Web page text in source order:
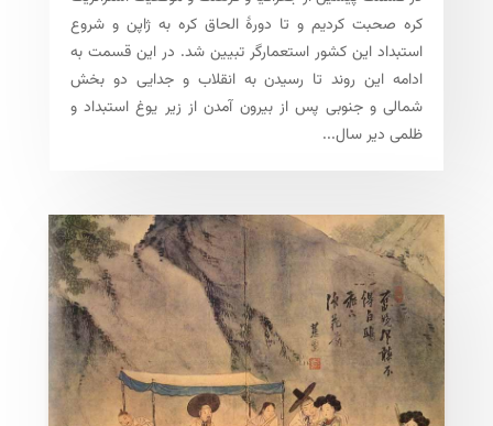
کره صحبت کردیم و تا دورهٔ الحاق کره به ژاپن و شروع
استبداد این کشور استعمارگر تبیین شد. در این قسمت به
ادامه این روند تا رسیدن به انقلاب و جدایی دو بخش
شمالی و جنوبی پس از بیرون آمدن از زیر یوغ استبداد و
ظلمی دیر سال...